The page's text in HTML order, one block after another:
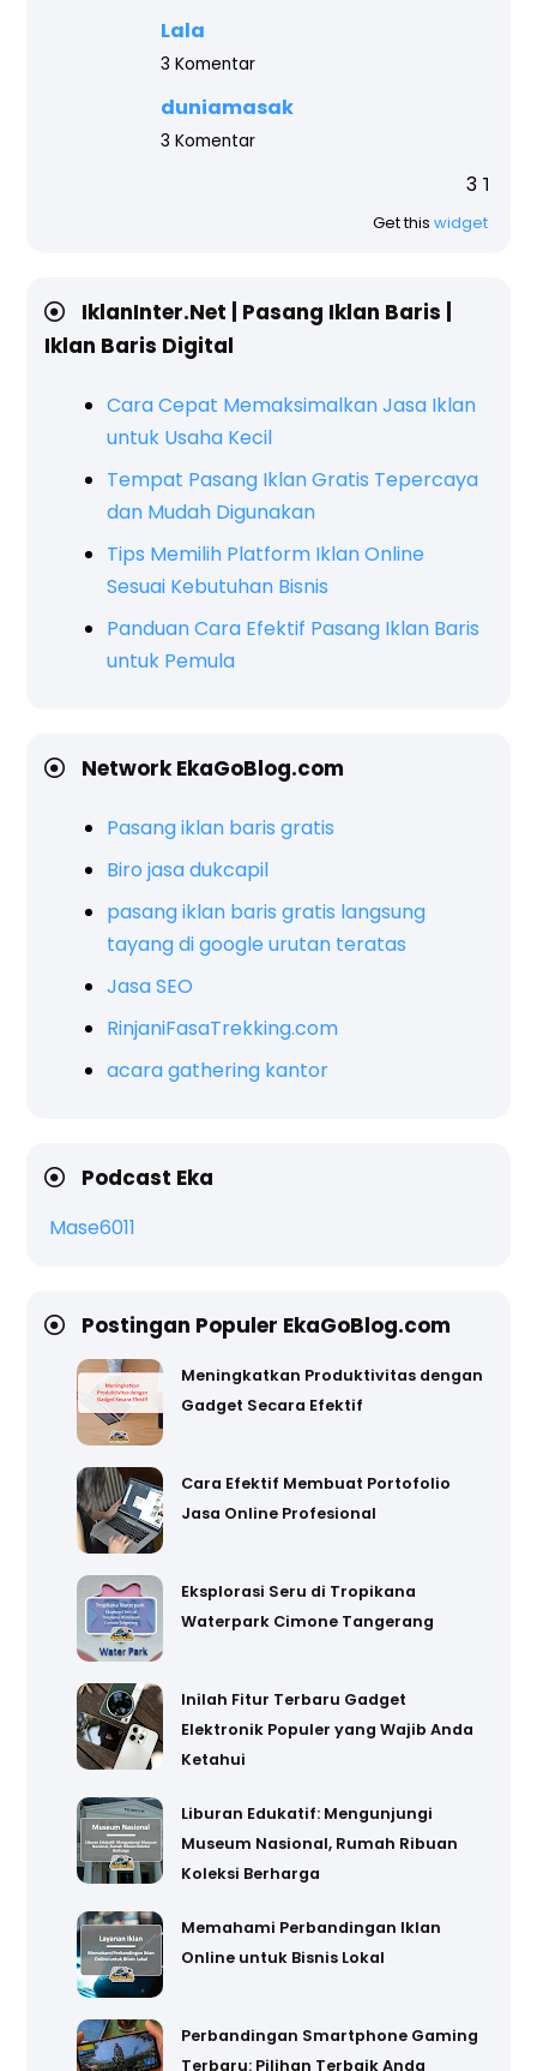
Lala
3 Komentar
duniamasak
3 Komentar
3 Top komentar blog
Get this widget
IklanInter.Net | Pasang Iklan Baris |
Iklan Baris Digital
Cara Cepat Memaksimalkan Jasa Iklan
untuk Usaha Kecil
Tempat Pasang Iklan Gratis Tepercaya
dan Mudah Digunakan
Tips Memilih Platform Iklan Online
Sesuai Kebutuhan Bisnis
Panduan Cara Efektif Pasang Iklan Baris
untuk Pemula
Network EkaGoBlog.com
Pasang iklan baris gratis
Biro jasa dukcapil
pasang iklan baris gratis langsung
tayang di google urutan teratas
Jasa SEO
RinjaniFasaTrekking.com
acara gathering kantor
Podcast Eka
Mase6011
Postingan Populer EkaGoBlog.com
Meningkatkan Produktivitas dengan
Gadget Secara Efektif
Cara Efektif Membuat Portofolio
Jasa Online Profesional
Eksplorasi Seru di Tropikana
Waterpark Cimone Tangerang
Inilah Fitur Terbaru Gadget
Elektronik Populer yang Wajib Anda
Ketahui
Liburan Edukatif: Mengunjungi
Museum Nasional, Rumah Ribuan
Koleksi Berharga
Memahami Perbandingan Iklan
Online untuk Bisnis Lokal
Perbandingan Smartphone Gaming
Terbaru: Pilihan Terbaik Anda